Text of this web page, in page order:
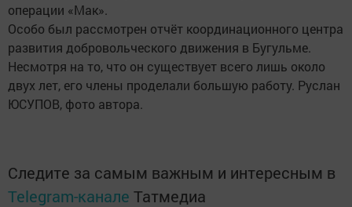
операции «Мак».
Особо был рассмотрен отчёт координационного центра
развития добровольческого движения в Бугульме.
Несмотря на то, что он существует всего лишь около
двух лет, его члены проделали большую работу. Руслан
ЮСУПОВ, фото автора.
Следите за самым важным и интересным в
Telegram-канале Татмедиа